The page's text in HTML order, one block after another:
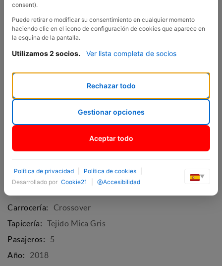
NOVEDAD KM 0
Gasolina
Aircross PureTech 130
Marca: CITROËN
Carrocería:
Crossover
Tapicería:
Tejido Mica Gris
Pasajeros:
5
Año:
2018
consent).
Puede retirar o modificar su consentimiento en cualquier momento
haciendo clic en el icono de configuración de cookies que aparece en
la esquina de la pantalla.
Utilizamos 2 socios. Ver lista completa de socios
Rechazar todo
Gestionar opciones
Aceptar todo
Política de privacidad Política de cookies
Desarrollado por Cookie21 Accesibilidad
▼